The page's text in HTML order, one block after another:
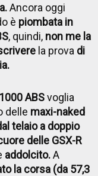
Ancora oggi
è piombata in
, quindi, non me la
la prova di
ABSvoglia
delle maxi-naked
telaio a doppio
delle GSX-R
addolcito.A
la corsa (da 57,3